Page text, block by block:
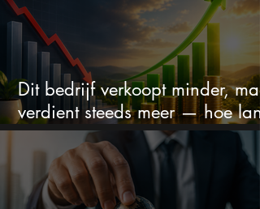
Dit bedrijf verkoopt minder,
verdient steeds meer — hoe
kan dit sprookje doorgaan?